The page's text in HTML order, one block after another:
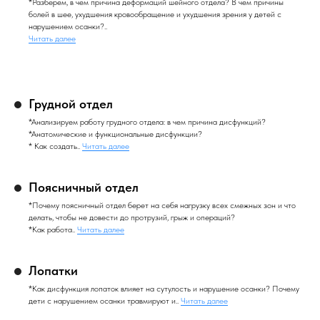
*Разберем, в чем причина деформаций шейного отдела? В чем причины
болей в шее, ухудшения кровообращение и ухудшения зрения у детей с
нарушением осанки?..
Читать далее
Грудной отдел
*Анализируем работу грудного отдела: в чем причина дисфункций?
*Анатомические и функциональные дисфункции?
* Как создать.. Читать далее
Поясничный отдел
*Почему поясничный отдел берет на себя нагрузку всех смежных зон и что
делать, чтобы не довести до протрузий, грыж и операций?
*Как работа.. Читать далее
Лопатки
*Как дисфункция лопаток влияет на сутулость и нарушение осанки? Почему
дети с нарушением осанки травмируют и.. Читать далее